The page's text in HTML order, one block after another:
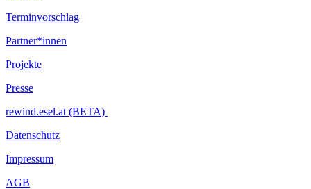
Terminvorschlag
Partner*innen
Projekte
Presse
rewind.esel.at (BETA)
Datenschutz
Impressum
AGB